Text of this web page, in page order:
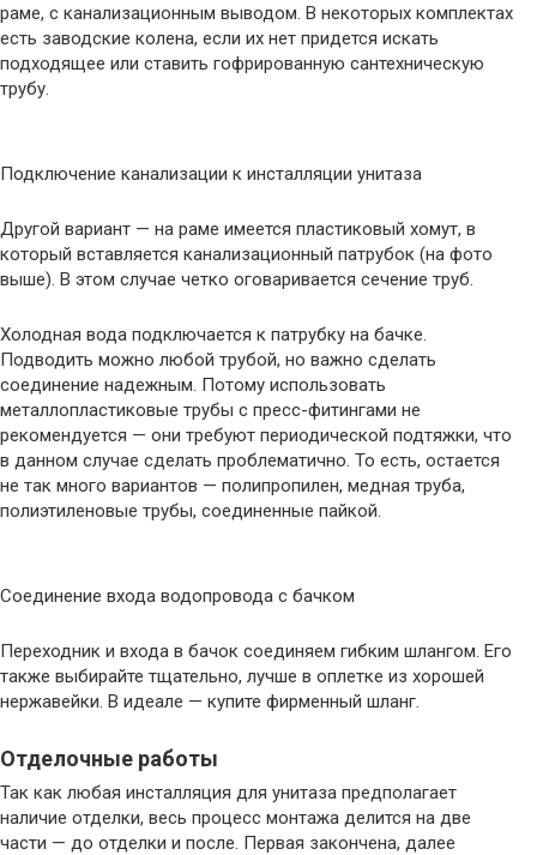
раме, с канализационным выводом. В некоторых комплектах
есть заводские колена, если их нет придется искать
подходящее или ставить гофрированную сантехническую
трубу.
Подключение канализации к инсталляции унитаза
Другой вариант — на раме имеется пластиковый хомут, в
который вставляется канализационный патрубок (на фото
выше). В этом случае четко оговаривается сечение труб.
Холодная вода подключается к патрубку на бачке.
Подводить можно любой трубой, но важно сделать
соединение надежным. Потому использовать
металлопластиковые трубы с пресс-фитингами не
рекомендуется — они требуют периодической подтяжки, что
в данном случае сделать проблематично. То есть, остается
не так много вариантов — полипропилен, медная труба,
полиэтиленовые трубы, соединенные пайкой.
Соединение входа водопровода с бачком
Переходник и входа в бачок соединяем гибким шлангом. Его
также выбирайте тщательно, лучше в оплетке из хорошей
нержавейки. В идеале — купите фирменный шланг.
Отделочные работы
Так как любая инсталляция для унитаза предполагает
наличие отделки, весь процесс монтажа делится на две
части — до отделки и после. Первая закончена, далее